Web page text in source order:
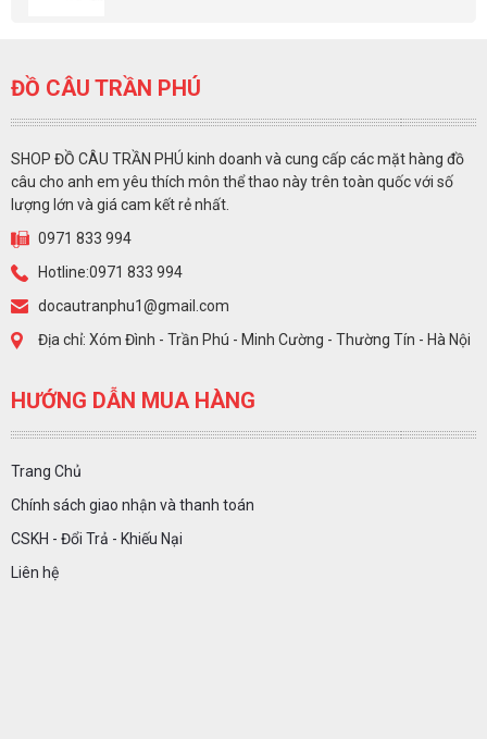
ĐỒ CÂU TRẦN PHÚ
SHOP ĐỒ CÂU TRẦN PHÚ kinh doanh và cung cấp các mặt hàng đồ
câu cho anh em yêu thích môn thể thao này trên toàn quốc với số
lượng lớn và giá cam kết rẻ nhất.
0971 833 994
Hotline:0971 833 994
docautranphu1@gmail.com
Địa chỉ: Xóm Đình - Trần Phú - Minh Cường - Thường Tín - Hà Nội
HƯỚNG DẪN MUA HÀNG
Trang Chủ
Chính sách giao nhận và thanh toán
CSKH - Đổi Trả - Khiếu Nại
Liên hệ